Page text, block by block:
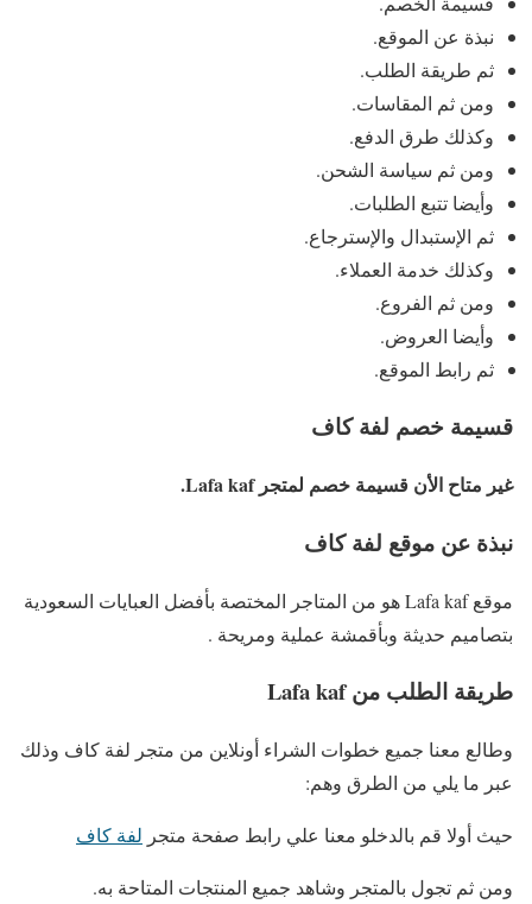
نبذة عن الموقع.
ثم طريقة الطلب.
ومن ثم المقاسات.
وكذلك طرق الدفع.
ومن ثم سياسة الشحن.
وأيضا تتبع الطلبات.
ثم الإستبدال والإسترجاع.
وكذلك خدمة العملاء.
ومن ثم الفروع.
وأيضا العروض.
ثم رابط الموقع.
قسيمة خصم لفة كاف
غير متاح الأن قسيمة خصم لمتجر Lafa kaf.
نبذة عن موقع لفة كاف
موقع Lafa kaf هو من المتاجر المختصة بأفضل العبايات السعودية
بتصاميم حديثة وبأقمشة عملية ومريحة .
طريقة الطلب من Lafa kaf
وطالع معنا جميع خطوات الشراء أونلاين من متجر لفة كاف وذلك
عبر ما يلي من الطرق وهم:
حيث أولا قم بالدخلو معنا علي رابط صفحة متجر لفة كاف
ومن ثم تجول بالمتجر وشاهد جميع المنتجات المتاحة به.